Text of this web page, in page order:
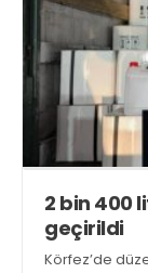
2 bin 400
geçirildi
Körfez’de